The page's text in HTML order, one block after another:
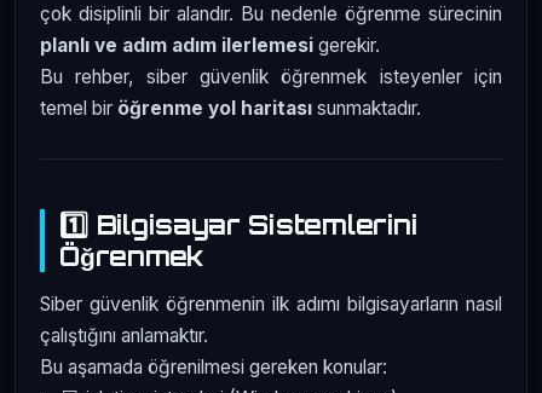
çok disiplinli bir alandır. Bu nedenle öğrenme sürecinin
planlı ve adım adım ilerlemesi gerekir.
Bu rehber, siber güvenlik öğrenmek isteyenler için
temel bir öğrenme yol haritası sunmaktadır.
1️⃣ Bilgisayar Sistemlerini
Öğrenmek
Siber güvenlik öğrenmenin ilk adımı bilgisayarların nasıl
çalıştığını anlamaktır.
Bu aşamada öğrenilmesi gereken konular: